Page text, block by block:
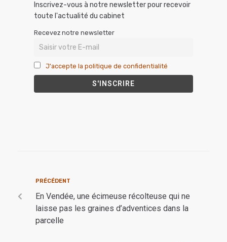
Inscrivez-vous à notre newsletter pour recevoir
toute l'actualité du cabinet
Recevez notre newsletter
J'accepte la politique de confidentialité
PRÉCÉDENT
En Vendée, une écimeuse récolteuse qui ne
laisse pas les graines d’adventices dans la
parcelle